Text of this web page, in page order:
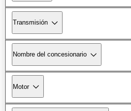
Transmisión
Nombre del concesionario
Motor